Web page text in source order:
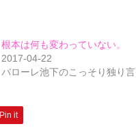
根本は何も変わっていない。
2017-04-22
バローレ池下のこっそり独り言
Pin it